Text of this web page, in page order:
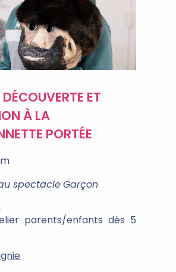
ET
À LA
PORTÉE
spectacleGarçon
parents/enfants dès 5